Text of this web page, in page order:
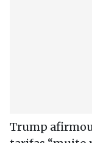
Trump